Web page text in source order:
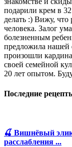
подарили крем в
делать :) Вижу, что
человека. Залог
болезненным
предложила нашей
произошли
своей семейной
20 лет опытом.
Последние
🍒 Вишнёвый
расслабления ...